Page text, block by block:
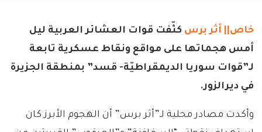
خاص|| أثر برس كثّفت قوات العشائر العربية ليل
أمس هجماتها على مواقع ونقاط عسكرية تابعة
لـ”قوات سوريا الديمقراطيّة- قسد” بمنطقة الجزيرة
في ديرالزور.
وأكدت مصادر محلية لـ”أثر برس” أن الهجوم الأبرز كان